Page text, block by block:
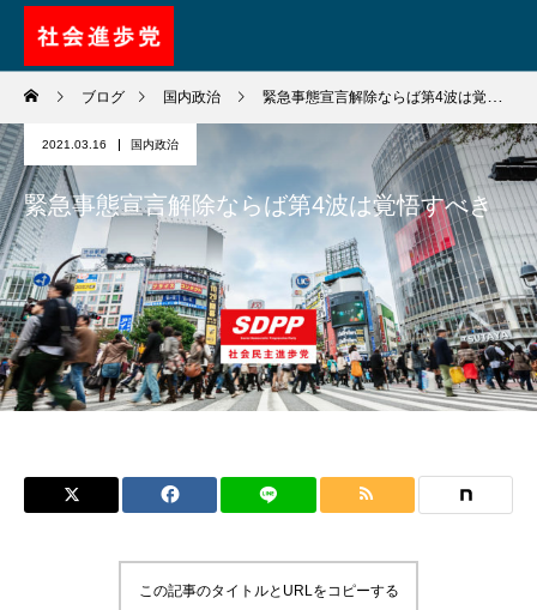
ブログ 国内政治 緊急事態宣言解除ならば第4波は覚悟すべき
2021.03.16 国内政治
緊急事態宣言解除ならば第4波は覚悟すべき
この記事のタイトルとURLをコピーする